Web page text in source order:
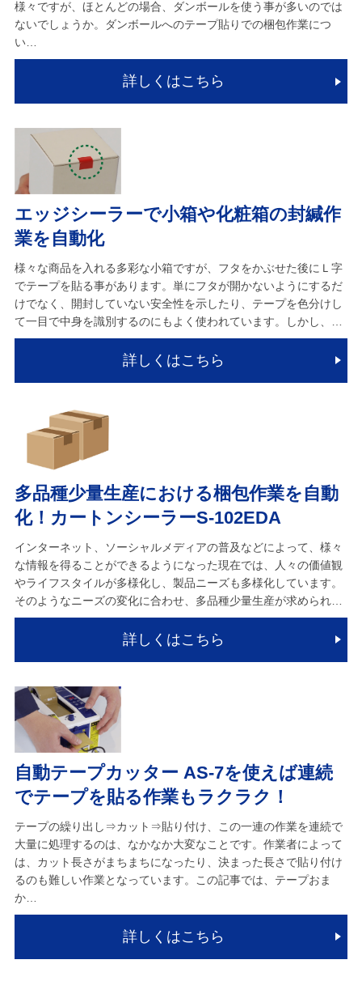
様々ですが、ほとんどの場合、ダンボールを使う事が多いのでは
ないでしょうか。ダンボールへのテープ貼りでの梱包作業につ
い…
詳しくはこちら
エッジシーラーで小箱や化粧箱の封緘作
業を自動化
様々な商品を入れる多彩な小箱ですが、フタをかぶせた後にＬ字
でテープを貼る事があります。単にフタが開かないようにするだ
けでなく、開封していない安全性を示したり、テープを色分けし
て一目で中身を識別するのにもよく使われています。しかし、…
詳しくはこちら
多品種少量生産における梱包作業を自動
化！カートンシーラーS-102EDA
インターネット、ソーシャルメディアの普及などによって、様々
な情報を得ることができるようになった現在では、人々の価値観
やライフスタイルが多様化し、製品ニーズも多様化しています。
そのようなニーズの変化に合わせ、多品種少量生産が求められ…
詳しくはこちら
自動テープカッター AS-7を使えば連続
でテープを貼る作業もラクラク！
テープの繰り出し⇒カット⇒貼り付け、この一連の作業を連続で
大量に処理するのは、なかなか大変なことです。作業者によって
は、カット長さがまちまちになったり、決まった長さで貼り付け
るのも難しい作業となっています。この記事では、テープおま
か…
詳しくはこちら